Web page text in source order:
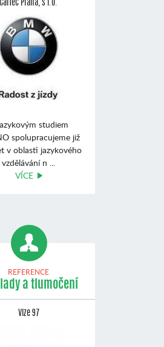
CarTec Praha, s r.o.
studiem
spolupracujeme již
v oblasti jazykového
vzdělávání n ...
VÍCE
REFERENCE
a tlumočení
Vize 97